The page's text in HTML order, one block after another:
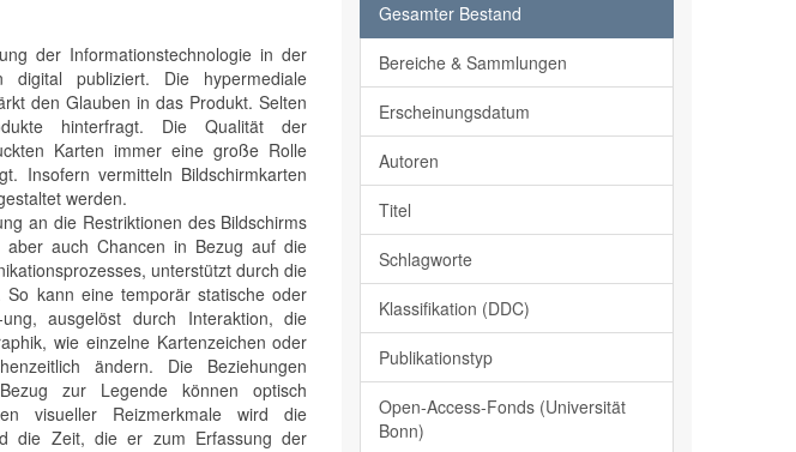
der Informationstechnologie in der
digital publiziert. Die hypermediale
den Glauben in das Produkt. Selten
hinterfragt. Die Qualität der
Karten immer eine große Rolle
Insofern vermitteln Bildschirmkarten
werden.
an die Restriktionen des Bildschirms
aber auch Chancen in Bezug auf die
unterstützt durch die
kann eine temporär statische oder
ung, ausgelöst durch Interaktion, die
wie einzelne Kartenzeichen oder
ändern. Die Beziehungen
zur Legende können optisch
visueller Reizmerkmale wird die
die Zeit, die er zum Erfassung der
Gesamter Bestand
Bereiche & Sammlungen
Erscheinungsdatum
Autoren
Titel
Schlagworte
Klassifikation (DDC)
Publikationstyp
Open-Access-Fonds (Universität
Bonn)